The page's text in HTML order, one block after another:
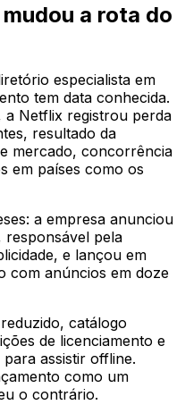
a rota do
especialista em
tem data conhecida.
a Netflix registrou perda
resultado da
mercado, concorrência
em países como os
a empresa anunciou
pela
e lançou em
com anúncios em doze
catálogo
de licenciamento e
assistir offline.
como um
o contrário.